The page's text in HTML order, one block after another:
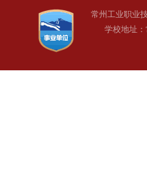
常州工业职业
学校地址